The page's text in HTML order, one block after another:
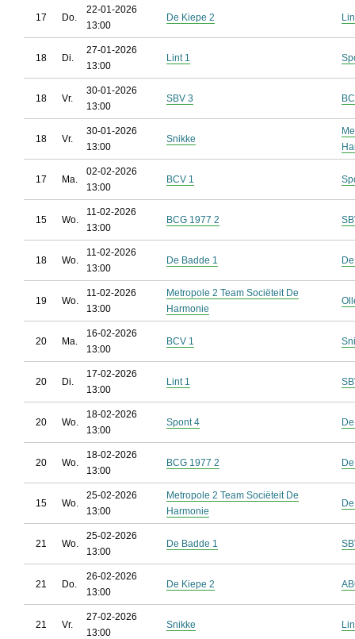
17 Do.
22-01-2026
13:00
De Kiepe 2
18 Di.
27-01-2026
13:00
Lint 1
18 Vr.
30-01-2026
13:00
SBV 3
18 Vr.
30-01-2026
13:00
Snikke
17 Ma.
02-02-2026
13:00
BCV 1
15 Wo.
11-02-2026
13:00
BCG 1977 2
18 Wo.
11-02-2026
13:00
De Badde 1
19 Wo.
11-02-2026
13:00
Metropole 2 Team Sociëteit De
Harmonie
20 Ma.
16-02-2026
13:00
BCV 1
20 Di.
17-02-2026
13:00
Lint 1
20 Wo.
18-02-2026
13:00
Spont 4
20 Wo.
18-02-2026
13:00
BCG 1977 2
15 Wo.
25-02-2026
13:00
Metropole 2 Team Sociëteit De
Harmonie
21 Wo.
25-02-2026
13:00
De Badde 1
21 Do.
26-02-2026
13:00
De Kiepe 2
21 Vr.
27-02-2026
13:00
Snikke